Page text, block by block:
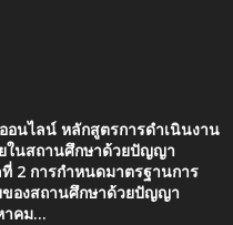
อนไลน์ หลักสูตรการดำเนินงาน
ในสถานศึกษาด้วยปัญญา
2 การกำหนดมาตรฐานการ
ของสถานศึกษาด้วยปัญญา
าคม...